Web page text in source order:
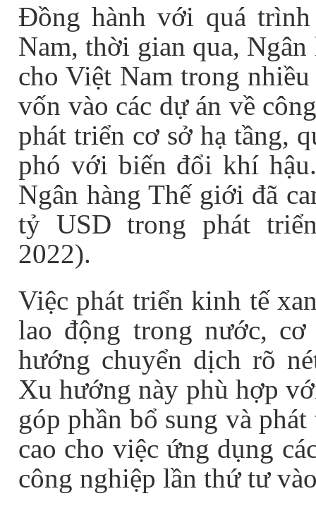
Đồng hành với quá
Nam, thời gian qua,
cho Việt Nam trong
vốn vào các dự án về
phát triển cơ sở hạ tầng,
phó với biến đổi khí
Ngân hàng Thế giới đã
tỷ USD trong phát
2022).
Việc phát triển kinh tế
lao động trong nước,
hướng chuyển dịch rõ
Xu hướng này phù hợp
góp phần bổ sung và
cao cho việc ứng dụng
công nghiệp lần thứ tư